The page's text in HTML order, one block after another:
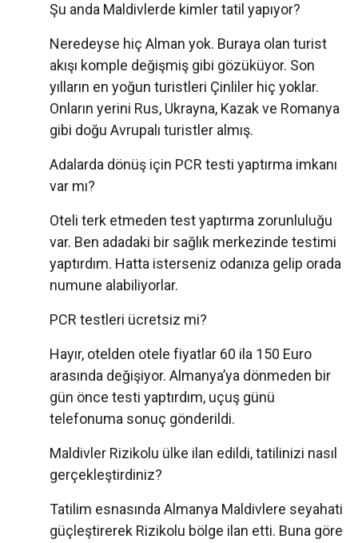
Şu anda Maldivlerde kimler tatil yapıyor?
Neredeyse hiç Alman yok. Buraya olan turist
akışı komple değişmiş gibi gözüküyor. Son
yılların en yoğun turistleri Çinliler hiç yoklar.
Onların yerini Rus, Ukrayna, Kazak ve Romanya
gibi doğu Avrupalı turistler almış.
Adalarda dönüş için PCR testi yaptırma imkanı
var mı?
Oteli terk etmeden test yaptırma zorunluluğu
var. Ben adadaki bir sağlık merkezinde testimi
yaptırdım. Hatta isterseniz odanıza gelip orada
numune alabiliyorlar.
PCR testleri ücretsiz mi?
Hayır, otelden otele fiyatlar 60 ila 150 Euro
arasında değişiyor. Almanya’ya dönmeden bir
gün önce testi yaptırdım, uçuş günü
telefonuma sonuç gönderildi.
Maldivler Rizikolu ülke ilan edildi, tatilinizi nasıl
gerçekleştirdiniz?
Tatilim esnasında Almanya Maldivlere seyahati
güçleştirerek Rizikolu bölge ilan etti. Buna göre